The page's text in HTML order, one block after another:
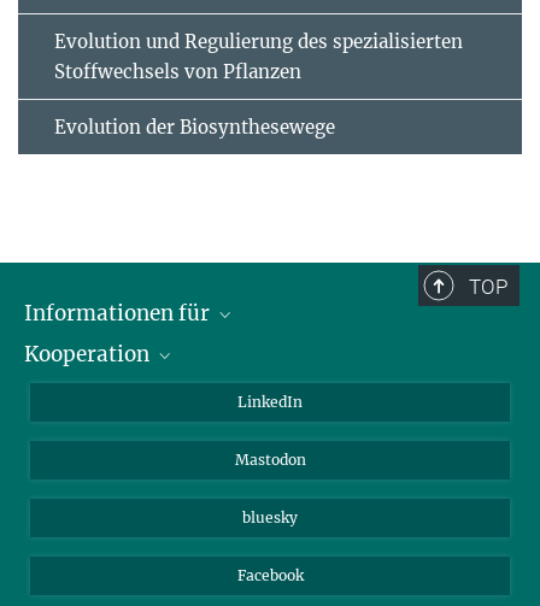
Evolution und Regulierung des spezialisierten
Stoffwechsels von Pflanzen
Evolution der Biosynthesewege
TOP
Informationen für
Journalisten
Kooperation
Max-Planck-Gesellschaft
Beutenberg Campus e.V.
LinkedIn
Mastodon
bluesky
Facebook